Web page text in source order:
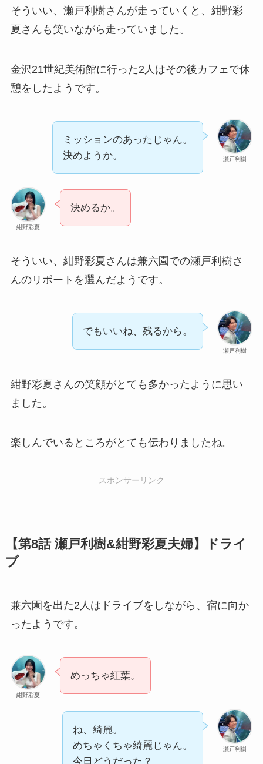
そういい、瀬戸利樹さんが走っていくと、紺野彩
夏さんも笑いながら走っていました。
金沢21世紀美術館に行った2人はその後カフェで休
憩をしたようです。
瀬戸利樹
ミッションのあったじゃん。
決めようか。
紺野彩夏
決めるか。
そういい、紺野彩夏さんは兼六園での瀬戸利樹さ
んのリポートを選んだようです。
瀬戸利樹
でもいいね、残るから。
紺野彩夏さんの笑顔がとても多かったように思い
ました。
楽しんでいるところがとても伝わりましたね。
スポンサーリンク
【第8話 瀬戸利樹&紺野彩夏夫婦】ドライ
ブ
兼六園を出た2人はドライブをしながら、宿に向か
ったようです。
紺野彩夏
めっちゃ紅葉。
瀬戸利樹
ね、綺麗。
めちゃくちゃ綺麗じゃん。
今日どうだった？